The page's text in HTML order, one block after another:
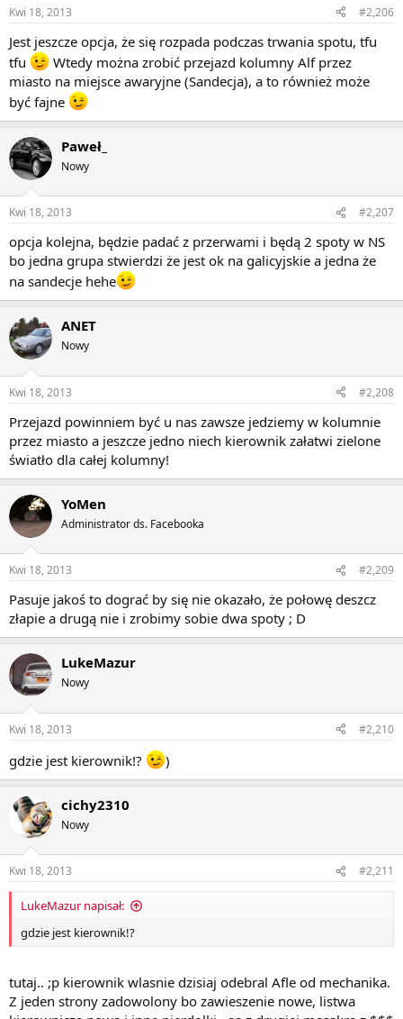
Kwi 18, 2013 #2,206
Jest jeszcze opcja, że się rozpada podczas trwania spotu, tfu
tfu
Wtedy można zrobić przejazd kolumny Alf przez
miasto na miejsce awaryjne (Sandecja), a to również może
być fajne
Paweł_
Nowy
Kwi 18, 2013 #2,207
opcja kolejna, będzie padać z przerwami i będą 2 spoty w NS
bo jedna grupa stwierdzi że jest ok na galicyjskie a jedna że
na sandecje hehe
ANET
Nowy
Kwi 18, 2013 #2,208
Przejazd powinniem być u nas zawsze jedziemy w kolumnie
przez miasto a jeszcze jedno niech kierownik załatwi zielone
światło dla całej kolumny!
YoMen
Administrator ds. Facebooka
Kwi 18, 2013 #2,209
Pasuje jakoś to dograć by się nie okazało, że połowę deszcz
złapie a drugą nie i zrobimy sobie dwa spoty ; D
LukeMazur
Nowy
Kwi 18, 2013 #2,210
gdzie jest kierownik!? )
cichy2310
Nowy
Kwi 18, 2013 #2,211
LukeMazur napisał:
gdzie jest kierownik!?
tutaj.. ;p kierownik wlasnie dzisiaj odebral Afle od mechanika.
Z jeden strony zadowolony bo zawieszenie nowe, listwa